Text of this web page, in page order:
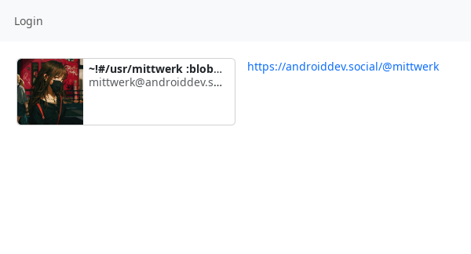
Login
~!#/usr/mittwerk :blobParty:
mittwerk@androiddev.social
https://androiddev.social/@mittwerk